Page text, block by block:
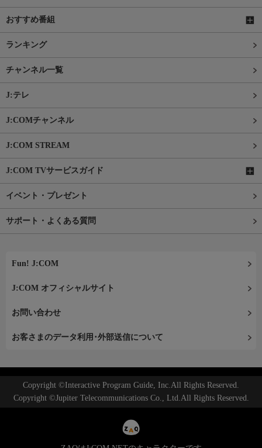
おすすめ番組
ランキング
チャンネル一覧
J:テレ
J:COMチャンネル
J:COM STREAM
J:COM TVサービスガイド
イベント・プレゼント
サポート・よくある質問
Fun! J:COM
J:COM オフィシャルサイト
お問い合わせ
お客さまのデータ利用･外部送信について
Copyright ©Interactive Program Guide, Inc.All Rights Reserved.
Copyright ©Jupiter Telecommunications Co., Ltd.All Rights Reserved.